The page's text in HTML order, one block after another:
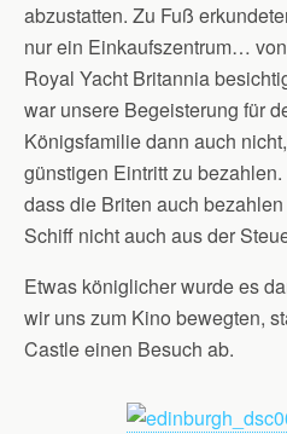
abzustatten. Zu Fuß
nur ein Einkaufszentrum…
Royal Yacht Britannia
war unsere Begeisterung für
Königsfamilie dann auch
günstigen Eintritt zu
dass die Briten auch
Schiff nicht auch aus der
Etwas königlicher wurde es
wir uns zum Kino bewegten,
Castle einen Besuch ab.